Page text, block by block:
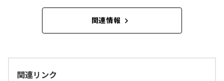
関連情報
関連リンク